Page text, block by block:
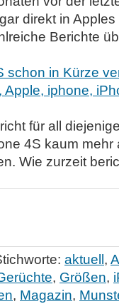
direkt in
Berichte
in Kürze
iphone,
für all
4S kaum mehr
Wie zurzeit
aktuell,
, Größen,
, Magazin,